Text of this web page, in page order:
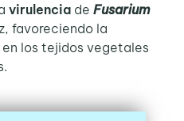
virulenciade Fusarium
favoreciendo la
los tejidos vegetales